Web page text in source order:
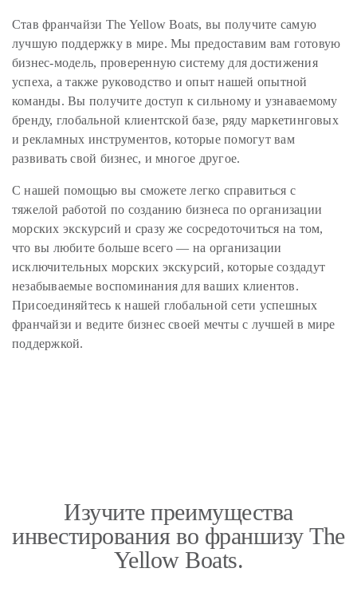
Став франчайзи The Yellow Boats, вы получите самую
лучшую поддержку в мире. Мы предоставим вам готовую
бизнес-модель, проверенную систему для достижения
успеха, а также руководство и опыт нашей опытной
команды. Вы получите доступ к сильному и узнаваемому
бренду, глобальной клиентской базе, ряду маркетинговых
и рекламных инструментов, которые помогут вам
развивать свой бизнес, и многое другое.
С нашей помощью вы сможете легко справиться с
тяжелой работой по созданию бизнеса по организации
морских экскурсий и сразу же сосредоточиться на том,
что вы любите больше всего — на организации
исключительных морских экскурсий, которые создадут
незабываемые воспоминания для ваших клиентов.
Присоединяйтесь к нашей глобальной сети успешных
франчайзи и ведите бизнес своей мечты с лучшей в мире
поддержкой.
Изучите преимущества
инвестирования во франшизу The
Yellow Boats.